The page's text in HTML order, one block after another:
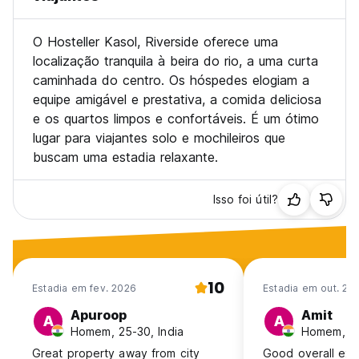
a qualquer momento antes da data de chegada para
confirmação da reserva, caso o hóspede não efetue o pré-
pagamento a reserva está sujeita a cancelamento.
Formas de pagamento aceitas em nossos hostels: Dinheiro,
Cartão de Débito, Cartão de Crédito e UPIs.
As tarifas do quarto não incluem impostos. Impostos não
serão aplicados 12% de impostos; para um quarto acima de
INR 7.500 por noite, será aplicada uma taxa extra de 18%
de impostos.
O hóspede poderá usufruir de um colchão extra no
momento do check-in. Colchão extra sujeito a
disponibilidade.
Caso o viajante chegue antes do horário de check-in, o
hóspede poderá ficar na área comum/café até o horário de
check-in. (No entanto, se os hóspedes chegarem entre
O Hosteller Kasol, Riverside oferece uma
localização tranquila à beira do rio, a uma curta
caminhada do centro. Os hóspedes elogiam a
equipe amigável e prestativa, a comida deliciosa
e os quartos limpos e confortáveis. É um ótimo
lugar para viajantes solo e mochileiros que
buscam uma estadia relaxante.
Isso foi útil?
Estadia em fev. 2026 10
A Apuroop
Homem, 25-30, India
Great property away from city
Estadia em out.
A Amit
Homem,
Good overall